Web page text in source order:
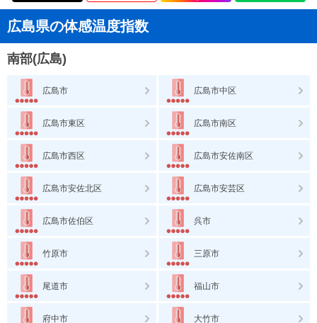
広島県の体感温度指数
南部(広島)
広島市 広島市中区
広島市東区 広島市南区
広島市西区 広島市安佐南区
広島市安佐北区 広島市安芸区
広島市佐伯区 呉市
竹原市 三原市
尾道市 福山市
府中市 大竹市